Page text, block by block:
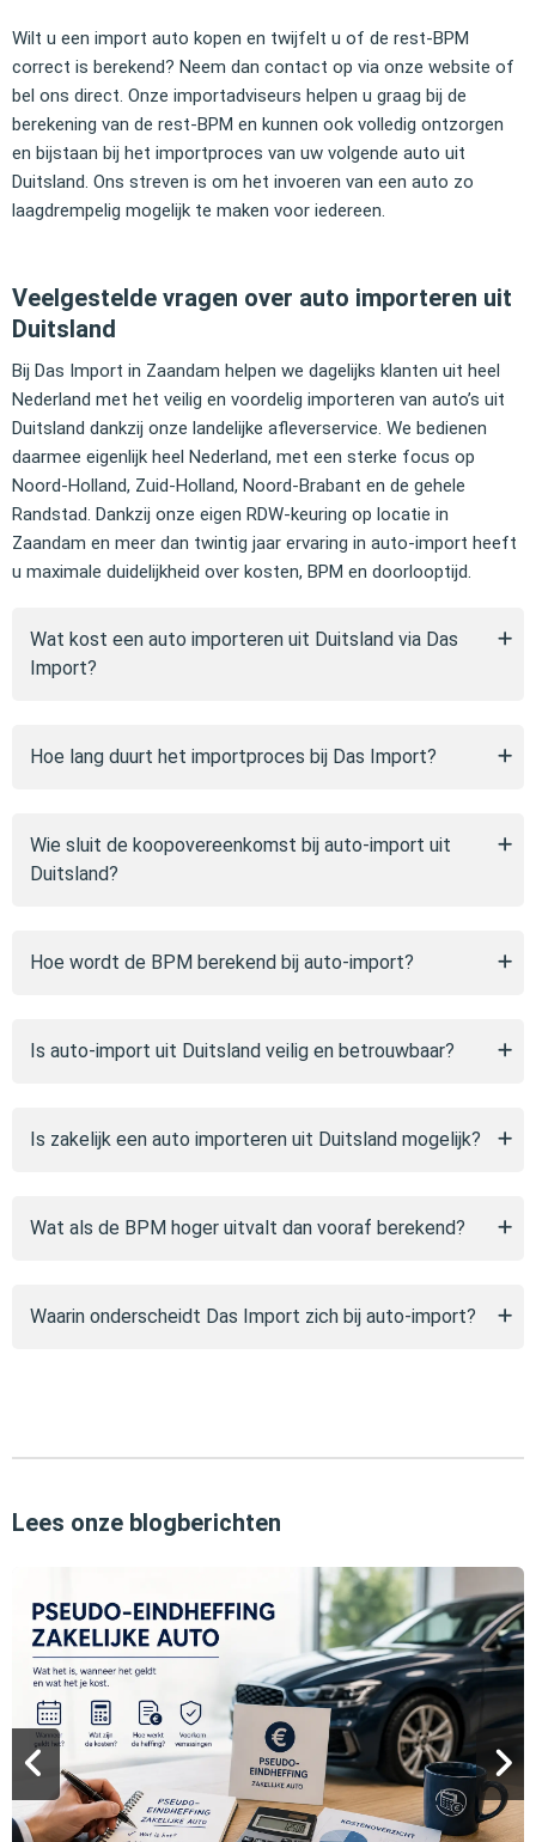
Wilt u een import auto kopen en twijfelt u of de rest-BPM
correct is berekend? Neem dan contact op via onze website of
bel ons direct. Onze importadviseurs helpen u graag bij de
berekening van de rest-BPM en kunnen ook volledig ontzorgen
en bijstaan bij het importproces van uw volgende auto uit
Duitsland. Ons streven is om het invoeren van een auto zo
laagdrempelig mogelijk te maken voor iedereen.
Veelgestelde vragen over auto importeren uit
Duitsland
Bij Das Import in Zaandam helpen we dagelijks klanten uit heel
Nederland met het veilig en voordelig importeren van auto’s uit
Duitsland dankzij onze landelijke afleverservice. We bedienen
daarmee eigenlijk heel Nederland, met een sterke focus op
Noord-Holland, Zuid-Holland, Noord-Brabant en de gehele
Randstad. Dankzij onze eigen RDW-keuring op locatie in
Zaandam en meer dan twintig jaar ervaring in auto-import heeft
u maximale duidelijkheid over kosten, BPM en doorlooptijd.
Wat kost een auto importeren uit Duitsland via Das
Import?
Hoe lang duurt het importproces bij Das Import?
Wie sluit de koopovereenkomst bij auto-import uit
Duitsland?
Hoe wordt de BPM berekend bij auto-import?
Is auto-import uit Duitsland veilig en betrouwbaar?
Is zakelijk een auto importeren uit Duitsland mogelijk?
Wat als de BPM hoger uitvalt dan vooraf berekend?
Waarin onderscheidt Das Import zich bij auto-import?
Lees onze blogberichten